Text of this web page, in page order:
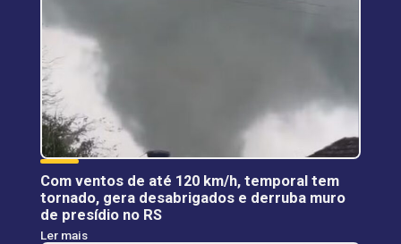
Com ventos de até 120 km/h, temporal tem
tornado, gera desabrigados e derruba muro
de presídio no RS
Ler mais